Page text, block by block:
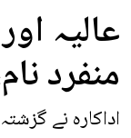
عالیہ
منفرد
اداکارہ نے